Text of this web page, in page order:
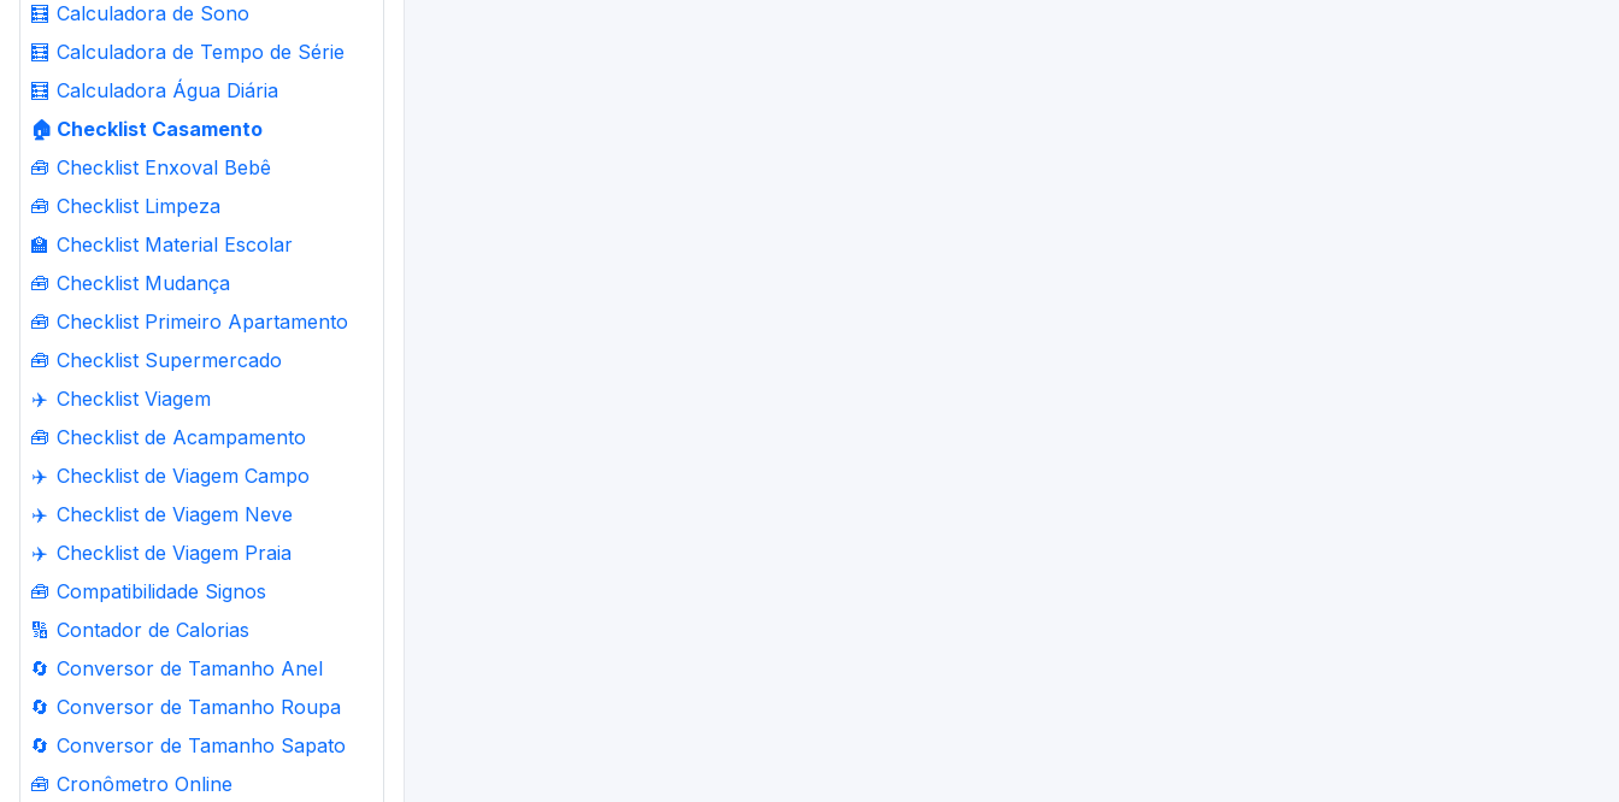
🧮 Calculadora de Sono
🧮 Calculadora de Tempo de Série
🧮 Calculadora Água Diária
🏠 Checklist Casamento
🧰 Checklist Enxoval Bebê
🧰 Checklist Limpeza
🏫 Checklist Material Escolar
🧰 Checklist Mudança
🧰 Checklist Primeiro Apartamento
🧰 Checklist Supermercado
✈️ Checklist Viagem
🧰 Checklist de Acampamento
✈️ Checklist de Viagem Campo
✈️ Checklist de Viagem Neve
✈️ Checklist de Viagem Praia
🧰 Compatibilidade Signos
🔢 Contador de Calorias
🔄 Conversor de Tamanho Anel
🔄 Conversor de Tamanho Roupa
🔄 Conversor de Tamanho Sapato
🧰 Cronômetro Online